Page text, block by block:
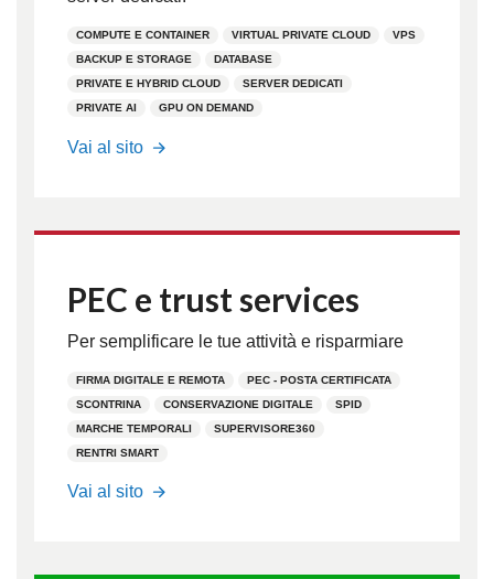
COMPUTE E CONTAINER VIRTUAL PRIVATE CLOUD
VPS
BACKUP E STORAGE
DATABASE
PRIVATE E HYBRID CLOUD
SERVER DEDICATI
PRIVATE AI
GPU ON DEMAND
Vai al sito
PEC e trust services
Per semplificare le tue attività e risparmiare
FIRMA DIGITALE E REMOTA
PEC - POSTA CERTIFICATA
SCONTRINA
CONSERVAZIONE DIGITALE
SPID
MARCHE TEMPORALI
SUPERVISORE360
RENTRI SMART
Vai al sito PEC.it